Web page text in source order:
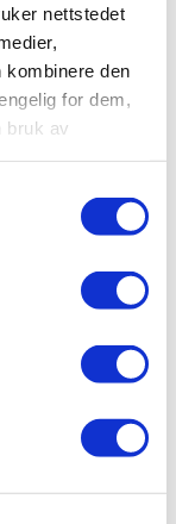
nettstedet
kombinere den
for dem,
bruk av
en fin